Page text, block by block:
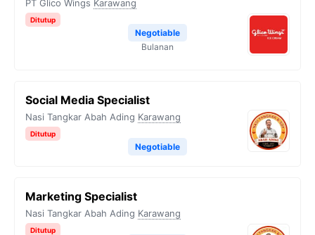
PT Glico Wings Karawang
Ditutup
Negotiable
Bulanan
Social Media Specialist
Nasi Tangkar Abah Ading Karawang
Ditutup
Negotiable
Marketing Specialist
Nasi Tangkar Abah Ading Karawang
Ditutup